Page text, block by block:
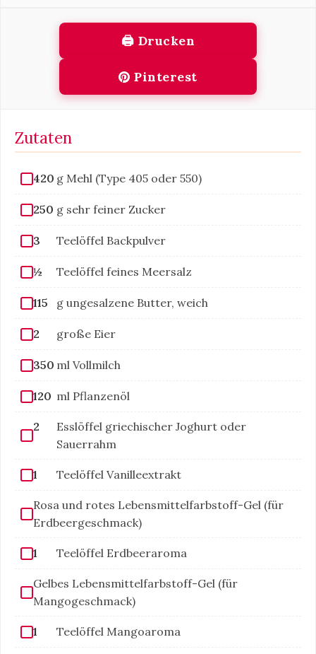
🖨 Drucken
Pinterest
Zutaten
420 g Mehl (Type 405 oder 550)
250 g sehr feiner Zucker
3 Teelöffel Backpulver
½ Teelöffel feines Meersalz
115 g ungesalzene Butter, weich
2 große Eier
350 ml Vollmilch
120 ml Pflanzenöl
2
Esslöffel griechischer Joghurt oder
Sauerrahm
1 Teelöffel Vanilleextrakt
Rosa und rotes Lebensmittelfarbstoff-Gel (für
Erdbeergeschmack)
1 Teelöffel Erdbeeraroma
Gelbes Lebensmittelfarbstoff-Gel (für
Mangogeschmack)
1 Teelöffel Mangoaroma